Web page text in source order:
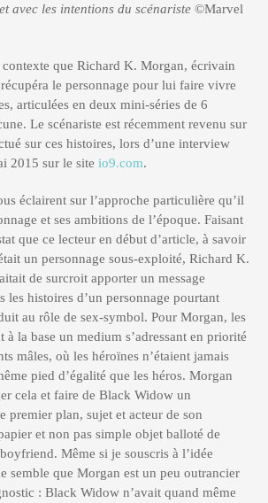
avec les intentions du scénariste ©Marvel
contexte que Richard K. Morgan, écrivain
récupéra le personnage pour lui faire vivre
articulées en deux mini-séries de 6
Le scénariste est récemment revenu sur
sur ces histoires, lors d’une interview
2015 sur le site io9.com.
éclairent sur l’approche particulière qu’il
et ses ambitions de l’époque. Faisant
que ce lecteur en début d’article, à savoir
un personnage sous-exploité, Richard K.
de surcroit apporter un message
les histoires d’un personnage pourtant
au rôle de sex-symbol. Pour Morgan, les
à la base un medium s’adressant en priorité
mâles, où les héroïnes n’étaient jamais
pied d’égalité que les héros. Morgan
cela et faire de Black Widow un
premier plan, sujet et acteur de son
et non pas simple objet balloté de
Même si je souscris à l’idée
semble que Morgan est un peu outrancier
: Black Widow n’avait quand même